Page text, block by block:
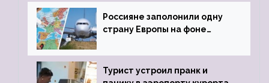
Россияне заполонили одну
страну Европы на фоне
виз
Турист устроил пранк и